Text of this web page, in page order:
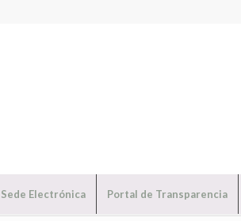
Sede Electrónica Portal de Transparencia